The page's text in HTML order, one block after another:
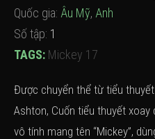
Quốc gia: Âu Mỹ, Anh
Số tập: 1
TAGS: Mickey 17
Được chuyển thể từ tiểu
Ashton, Cuốn tiểu thuyết xoay
vô tính mang tên “Mickey”,